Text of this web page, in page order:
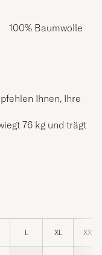
100% Baumwolle
Ihnen, Ihre
76 kg und trägt
L XL XXL